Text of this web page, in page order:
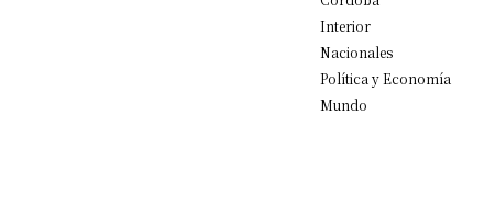
Interior
Nacionales
Política y Economía
Mundo